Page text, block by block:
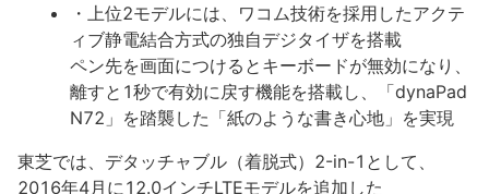
・上位2モデルには、ワコム技術を採用したアクテ
ィブ静電結合方式の独自デジタイザを搭載
ペン先を画面につけるとキーボードが無効になり、
離すと1秒で有効に戻す機能を搭載し、「dynaPad
N72」を踏襲した「紙のような書き心地」を実現
東芝では、デタッチャブル（着脱式）2-in-1として、
2016年4月に12.0インチLTEモデルを追加した